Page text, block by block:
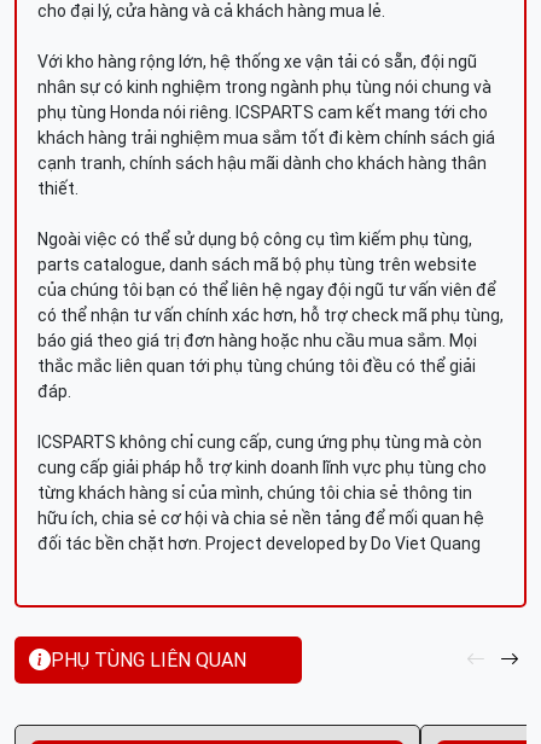
cho đại lý, cửa hàng và cả khách hàng mua lẻ.
Với kho hàng rộng lớn, hệ thống xe vận tải có sẵn, đội ngũ
nhân sự có kinh nghiệm trong ngành phụ tùng nói chung và
phụ tùng Honda nói riêng. ICSPARTS cam kết mang tới cho
khách hàng trải nghiệm mua sắm tốt đi kèm chính sách giá
cạnh tranh, chính sách hậu mãi dành cho khách hàng thân
thiết.
Ngoài việc có thể sử dụng bộ công cụ tìm kiếm phụ tùng,
parts catalogue, danh sách mã bộ phụ tùng trên website
của chúng tôi bạn có thể liên hệ ngay đội ngũ tư vấn viên để
có thể nhận tư vấn chính xác hơn, hỗ trợ check mã phụ tùng,
báo giá theo giá trị đơn hàng hoặc nhu cầu mua sắm. Mọi
thắc mắc liên quan tới phụ tùng chúng tôi đều có thể giải
đáp.
ICSPARTS không chỉ cung cấp, cung ứng phụ tùng mà còn
cung cấp giải pháp hỗ trợ kinh doanh lĩnh vực phụ tùng cho
từng khách hàng sỉ của mình, chúng tôi chia sẻ thông tin
hữu ích, chia sẻ cơ hội và chia sẻ nền tảng để mối quan hệ
đối tác bền chặt hơn. Project developed by Do Viet Quang
PHỤ TÙNG LIÊN QUAN